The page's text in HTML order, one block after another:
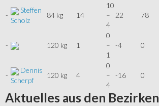
-
Steffen
Scholz
84 kg 14
10
–
4
22 78
- 120 kg 1
0
–
1
-4 0
-
Dennis
Scherpf
120 kg 4
0
–
4
-16 0
Aktuelles aus den Bezirken